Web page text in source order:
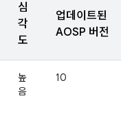
심
각
도
업데이트된
AOSP 버전
높
음
10